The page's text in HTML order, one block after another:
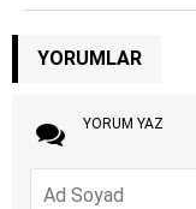
YORUMLAR
YORUM YAZ